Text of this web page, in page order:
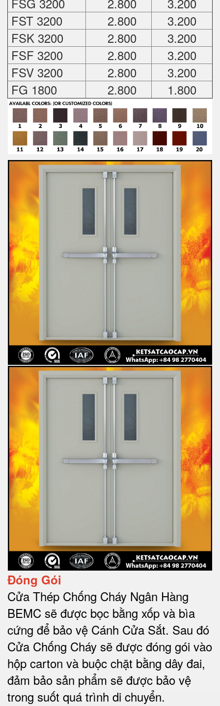
FST 3200
2.800
3.200
FSK 3200
2.800
3.200
FSF 3200
2.800
3.200
FSV 3200
2.800
3.200
FG 1800
2.800 1.800
Đóng Gói
Cửa Thép Chống Cháy Ngân Hàng
BEMC sẽ được bọc bằng xốp và bìa
cứng để bảo vệ Cánh Cửa Sắt. Sau đó
Cửa Chống Cháy sẽ được đóng gói vào
hộp carton và buộc chặt bằng dây đai,
đảm bảo sản phẩm sẽ được bảo vệ
trong suốt quá trình di chuyển.